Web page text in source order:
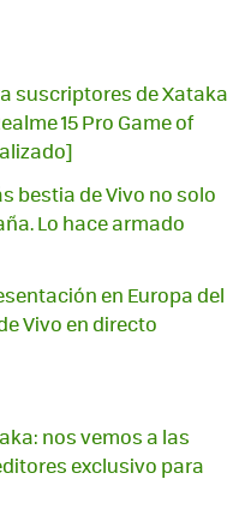
suscriptores de Xataka
15 Pro Game of
bestia de Vivo no solo
Lo hace armado
en Europa del
Vivo en directo
nos vemos a las
exclusivo para